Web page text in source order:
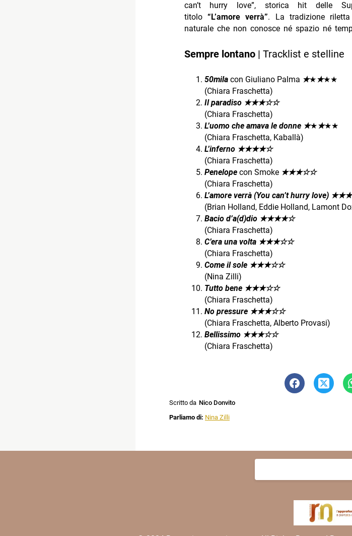
can’t hurry love”, storica hit delle
titolo “L’amore verrà”. La tradizione
naturale che non conosce né spazio né
Sempre lontano| Tracklist e stelline
50milacon Giuliano Palma ★★★★★
(Chiara Fraschetta)
Il paradiso ★★★☆☆
(Chiara Fraschetta)
L’uomo che amava le donne ★★★★★
(Chiara Fraschetta, Kaballà)
L’inferno ★★★★☆
(Chiara Fraschetta)
Penelopecon Smoke ★★★☆☆
(Chiara Fraschetta)
L’amore verrà (You can’t hurry love) ★★★
(Brian Holland, Eddie Holland, Lamont
Bacio d’a(d)dio ★★★★☆
(Chiara Fraschetta)
C’era una volta ★★★☆☆
(Chiara Fraschetta)
Come il sole ★★★☆☆
(Nina Zilli)
Tutto bene ★★★☆☆
(Chiara Fraschetta)
No pressure ★★★☆☆
(Chiara Fraschetta, Alberto Provasi)
Bellissimo ★★★☆☆
(Chiara Fraschetta)
Scritto da Nico Donvito
Parliamo di: Nina Zilli
Ricerca